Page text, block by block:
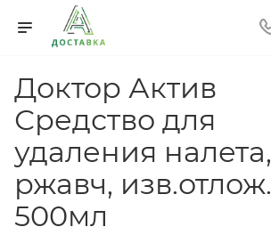
Доктор Актив
Средство для
удаления налета,
ржавч, изв.отлож.
500мл